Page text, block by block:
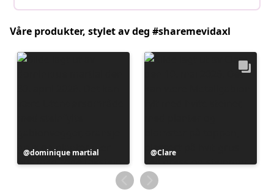
Våre produkter, stylet av deg #sharemevidaxl
Innlegg
publisert
dominique martial
Innlegg
publisert
av
Clare